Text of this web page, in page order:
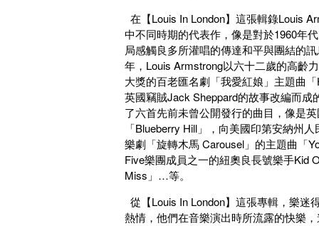
在【Louis In London】這張輯錄Louis
中不同時期的代表作，像是對於1960年
局感觸良多所灌唱的傳達和平與團結的
年，Louis Armstrong以六十二歲的高齡
大獎的百老匯名劇「我愛紅娘」主題曲
英國竊賊Jack Sheppard的故事改編而成
了六首先前未曾公開發行的曲目，像是
「Blueberry Hill」，向美國印第安納州
樂劇「旋轉木馬 Carousel」的主題曲「
Five樂團成員之一的紐奧良長號樂手Kid
Miss」…等。
從【Louis In London】這張專輯，樂迷
熱情，他們在音樂演出時所流露的快樂